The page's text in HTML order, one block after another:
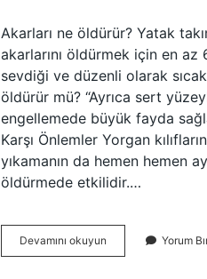
Akarları ne öldürür? Yatak
akarlarını öldürmek için en az
sevdiği ve düzenli olarak sıcak
öldürür mü? “Ayrıca sert
engellemede büyük fayda
Karşı Önlemler Yorgan
yıkamanın da hemen hemen
öldürmede etkilidir.…
Devamını okuyun
Akarları
Yorum